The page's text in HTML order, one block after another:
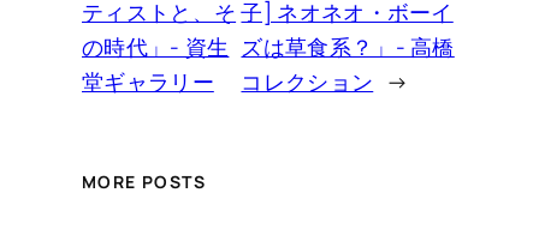
ティストと、そ
の時代」- 資生
堂ギャラリー
子] ネオネオ・ボーイ
ズは草食系？」- 高橋
コレクション →
MORE POSTS